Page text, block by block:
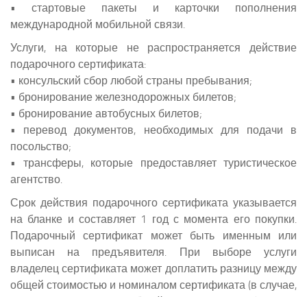
• стартовые пакеты и карточки пополнения
международной мобильной связи.
Услуги, на которые не распространяется действие
подарочного сертификата:
• консульский сбор любой страны пребывания;
• бронирование железнодорожных билетов;
• бронирование автобусных билетов;
• перевод документов, необходимых для подачи в
посольство;
• трансферы, которые предоставляет туристическое
агентство.
Срок действия подарочного сертификата указывается
на бланке и составляет 1 год с момента его покупки.
Подарочный сертификат может быть именным или
выписан на предъявителя. При выборе услуги
владелец сертификата может доплатить разницу между
общей стоимостью и номиналом сертификата (в случае,